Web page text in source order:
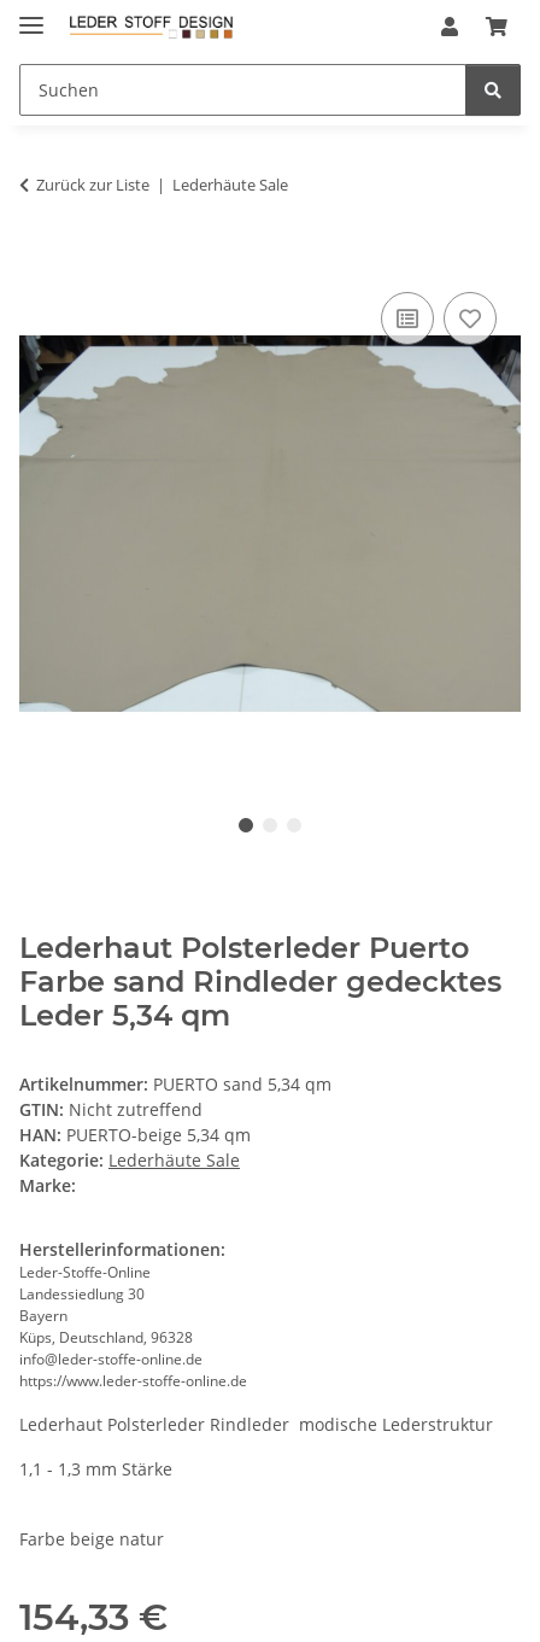
Zurück zur Liste Lederhäute Sale
Lederhaut Polsterleder Puerto
Farbe sand Rindleder gedecktes
Leder 5,34 qm
Artikelnummer: PUERTO sand 5,34 qm
GTIN: Nicht zutreffend
HAN: PUERTO-beige 5,34 qm
Kategorie: Lederhäute Sale
Marke:
Herstellerinformationen:
Leder-Stoffe-Online
Landessiedlung 30
Bayern
Küps, Deutschland, 96328
info@leder-stoffe-online.de
https://www.leder-stoffe-online.de
Lederhaut Polsterleder Rindleder modische Lederstruktur
1,1 - 1,3 mm Stärke
Farbe beige natur
154,33 €